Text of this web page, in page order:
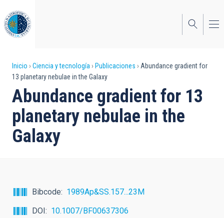
al
contenido
principal
Sobrescribir
enlaces
de
ayuda
a
Inicio Ciencia y tecnología Publicaciones
Abundance gradient for
13 planetary nebulae in the Galaxy
Abundance gradient for 13
planetary nebulae in the
Galaxy
Bibcode
1989Ap&SS.157...23M
DOI
10.1007/BF00637306